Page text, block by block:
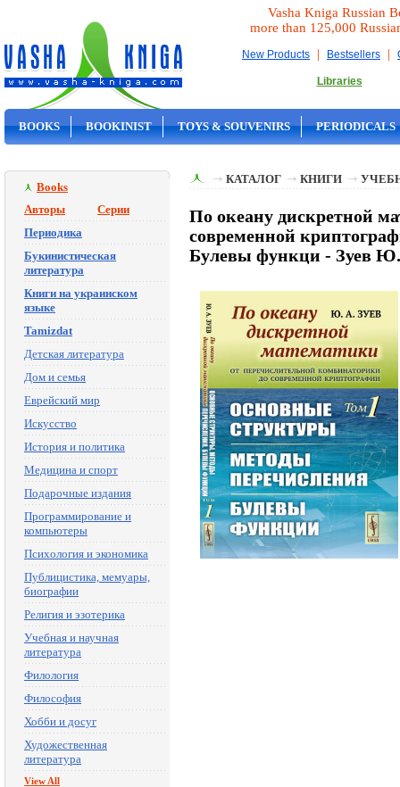
Vasha Kniga Russian
more than 125,000
New Products | Bestsellers |
Libraries
BOOKS BOOKINIST TOYS & SOUVENIRS PERIODICALS
Books
Авторы
Серии
Периодика
Букинистическая
литература
Книги на украинском
языке
Tamizdat
Детская литература
Дом и семья
Еврейский мир
Искусство
История и политика
Медицина и спорт
Подарочные издания
Программирование и
компьютеры
Психология и экономика
Публицистика, мемуары,
биографии
Религия и эзотерика
Учебная и научная
литература
Филология
Философия
Хобби и досуг
Художественная
литература
View All
КАТАЛОГ КНИГИ
По океану дискретной
современной
Булевы функци - Зуев